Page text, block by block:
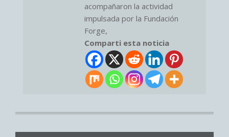
acompañaron la actividad
impulsada por la Fundación
Forge,
Comparti esta noticia